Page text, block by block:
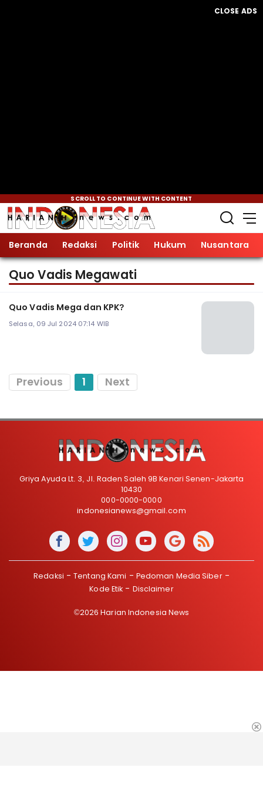
CLOSE ADS
SCROLL TO CONTINUE WITH CONTENT
Beranda Redaksi Politik Hukum Nusantara
Quo Vadis Megawati
Quo Vadis Mega dan KPK?
Selasa, 09 Jul 2024 07:14 WIB
Previous 1 Next
Griya Ayuda Lt. 3, Jl. Raden Saleh 9B Kenari Senen-Jakarta
10430
000-0000-0000
indonesianews@gmail.com
Redaksi Tentang Kami
Pedoman Media Siber
Kode Etik
Disclaimer
©2026 Harian Indonesia News